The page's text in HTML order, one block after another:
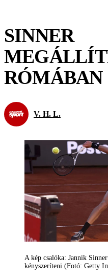
SINNER
RÓMÁBAN
V. H. L.
A kép csalóka: Jannik
kényszeríteni (Fotó: Getty